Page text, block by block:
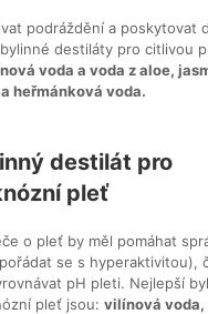
podráždění a poskytovat
destiláty pro citlivou
voda a voda z aloe,
heřmánková voda.
destilát pro
pleť
o pleť by měl pomáhat
se s hyperaktivitou),
pH pleti. Nejlepší
pleť jsou:vilínová voda,